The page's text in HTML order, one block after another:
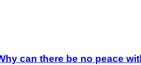
can there be no peace